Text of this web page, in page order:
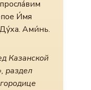
И́мя
Ами́нь.
Казанской
раздел